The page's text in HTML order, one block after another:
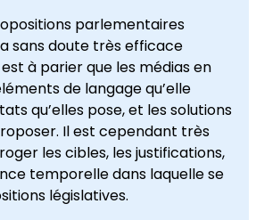
parlementaires
sans doute très efficace
à parier que les médias en
de langage qu’elle
qu’elles pose, et les solutions
Il est cependant très
les cibles, les justifications,
temporelle dans laquelle se
législatives.